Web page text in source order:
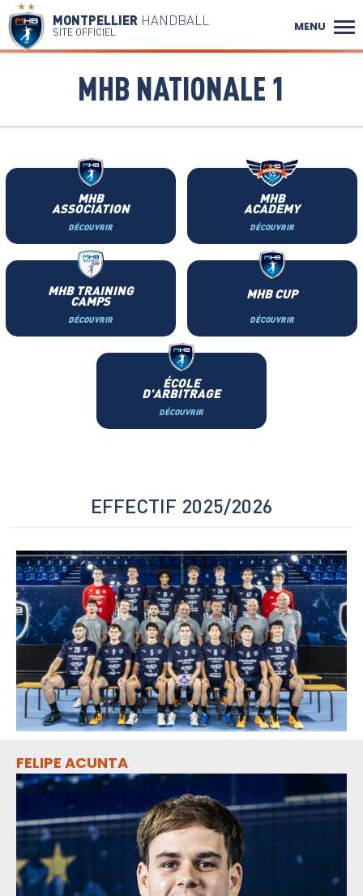
MONTPELLIERHANDBALL
SITE OFFICIEL MENU
MHB NATIONALE 1
MHB
ASSOCIATION
DÉCOUVRIR
MHB
ACADEMY
DÉCOUVRIR
MHB TRAINING
CAMPS
DÉCOUVRIR
MHB CUP
DÉCOUVRIR
ÉCOLE
D'ARBITRAGE
DÉCOUVRIR
EFFECTIF 2025/2026
FELIPE ACUNTA